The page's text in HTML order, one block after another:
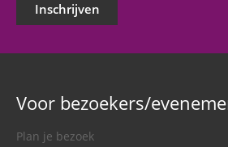
Inschrijven
Voor bezoekers/
Plan je bezoek